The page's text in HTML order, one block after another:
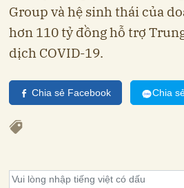
Group và hệ sinh thái của
hơn 110 tỷ đồng hỗ trợ
dịch COVID-19.
Chia sẻ Facebook Chia